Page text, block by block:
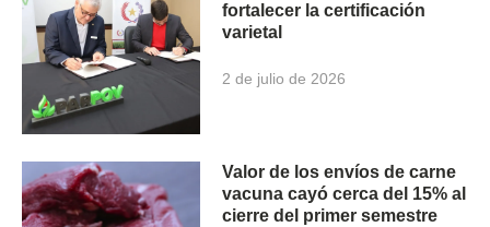
fortalecer la certificación
varietal
2 de julio de 2026
Valor de los envíos de carne
vacuna cayó cerca del 15% al
cierre del primer semestre